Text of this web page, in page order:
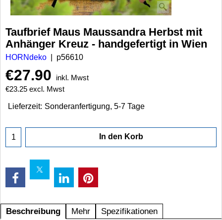
Taufbrief Maus Maussandra Herbst mit
Anhänger Kreuz - handgefertigt in Wien
HORNdeko p56610
€27.90
inkl. Mwst
€23.25 excl. Mwst
Lieferzeit: Sonderanfertigung, 5-7 Tage
In den Korb
Beschreibung Mehr Spezifikationen